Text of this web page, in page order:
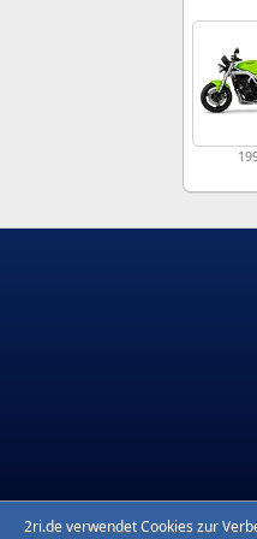
2ri.de verwendet Cookies zur